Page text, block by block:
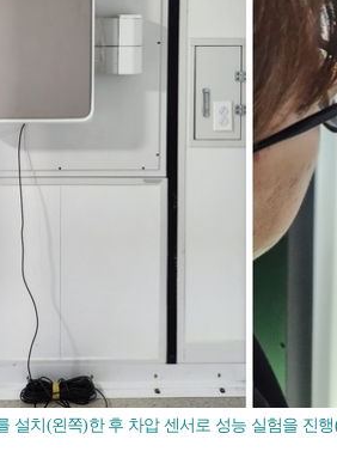
설치(왼쪽)한 후 차압 센서로 성능 실험을 진